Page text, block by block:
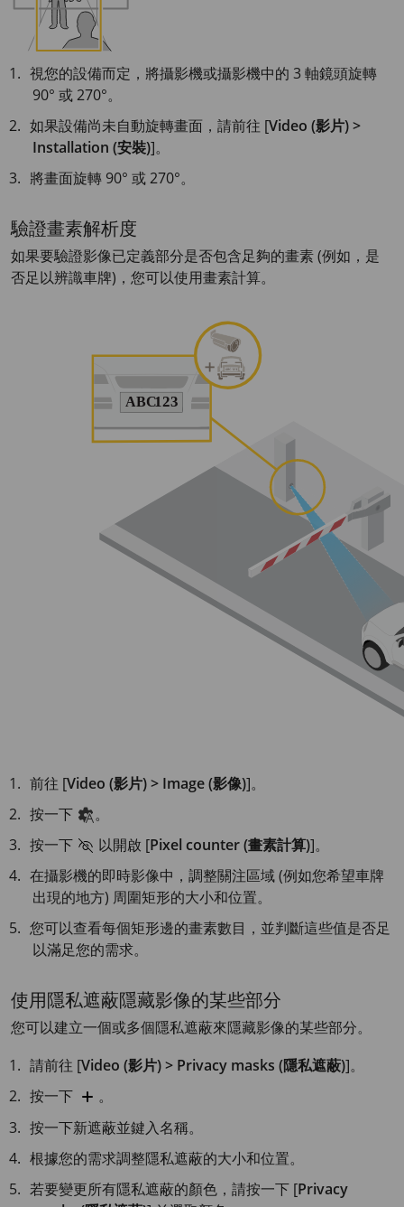
視您的設備而定，將攝影機或攝影機中的 3 軸鏡頭旋轉
90° 或 270°。
如果設備尚未自動旋轉畫面，請前往 [Video (影片) >
Installation (安裝)]。
將畫面旋轉 90° 或 270°。
驗證畫素解析度
如果要驗證影像已定義部分是否包含足夠的畫素 (例如，是
否足以辨識車牌)，您可以使用畫素計算。
前往 [Video (影片) > Image (影像)]。
按一下
。
按一下
以開啟 [Pixel counter (畫素計算)]。
在攝影機的即時影像中，調整關注區域 (例如您希望車牌
出現的地方) 周圍矩形的大小和位置。
您可以查看每個矩形邊的畫素數目，並判斷這些值是否足
以滿足您的需求。
使用隱私遮蔽隱藏影像的某些部分
您可以建立一個或多個隱私遮蔽來隱藏影像的某些部分。
請前往 [Video (影片) > Privacy masks (隱私遮蔽)]。
按一下
。
按一下新遮蔽並鍵入名稱。
根據您的需求調整隱私遮蔽的大小和位置。
若要變更所有隱私遮蔽的顏色，請按一下 [Privacy